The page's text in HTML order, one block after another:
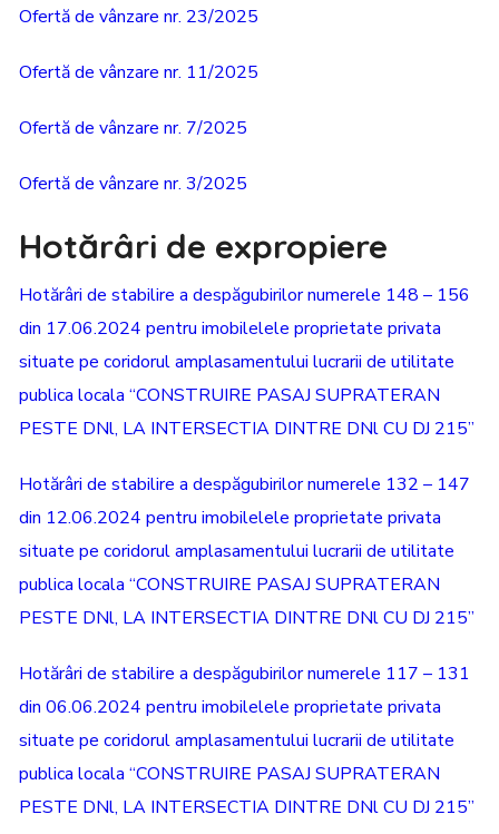
Ofertă de vânzare nr. 23/2025
Ofertă de vânzare nr. 11/2025
Ofertă de vânzare nr. 7/2025
Ofertă de vânzare nr. 3/2025
Hotărâri de expropiere
Hotărâri de stabilire a despăgubirilor numerele 148 – 156
din 17.06.2024 pentru imobilelele proprietate privata
situate pe coridorul amplasamentului lucrarii de utilitate
publica locala “CONSTRUIRE PASAJ SUPRATERAN
PESTE DNl, LA INTERSECTIA DINTRE DNl CU DJ 215”
Hotărâri de stabilire a despăgubirilor numerele 132 – 147
din 12.06.2024 pentru imobilelele proprietate privata
situate pe coridorul amplasamentului lucrarii de utilitate
publica locala “CONSTRUIRE PASAJ SUPRATERAN
PESTE DNl, LA INTERSECTIA DINTRE DNl CU DJ 215”
Hotărâri de stabilire a despăgubirilor numerele 117 – 131
din 06.06.2024 pentru imobilelele proprietate privata
situate pe coridorul amplasamentului lucrarii de utilitate
publica locala “CONSTRUIRE PASAJ SUPRATERAN
PESTE DNl, LA INTERSECTIA DINTRE DNl CU DJ 215”